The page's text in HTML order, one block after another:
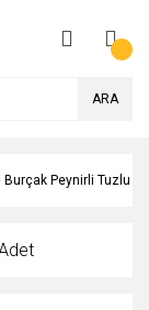
ARA
Burçak Peynirli Tuzlu